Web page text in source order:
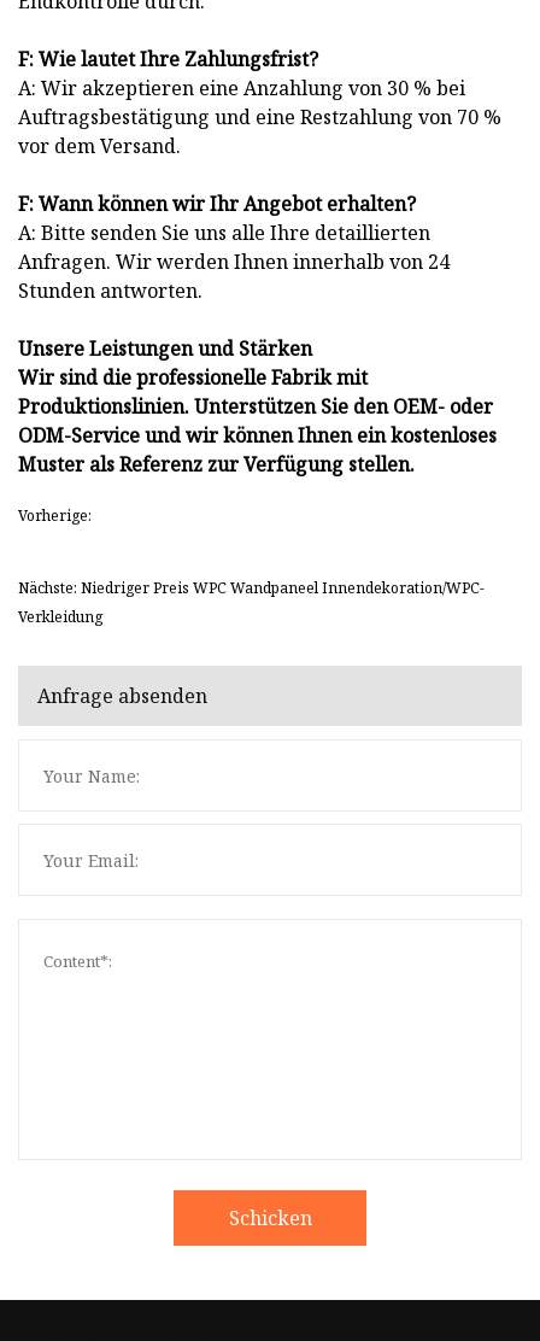
F: Wie lautet Ihre Zahlungsfrist?
A: Wir akzeptieren eine Anzahlung von 30 % bei
Auftragsbestätigung und eine Restzahlung von 70 %
vor dem Versand.
F: Wann können wir Ihr Angebot erhalten?
A: Bitte senden Sie uns alle Ihre detaillierten
Anfragen. Wir werden Ihnen innerhalb von 24
Stunden antworten.
Unsere Leistungen und Stärken
Wir sind die professionelle Fabrik mit
Produktionslinien. Unterstützen Sie den OEM- oder
ODM-Service und wir können Ihnen ein kostenloses
Muster als Referenz zur Verfügung stellen.
Vorherige:
Nächste: Niedriger Preis WPC Wandpaneel Innendekoration/WPC-
Verkleidung
Anfrage absenden
Schicken